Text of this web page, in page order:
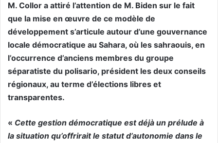
M. Collor a attiré l’attention de M. Biden sur le fait
que la mise en œuvre de ce modèle de
développement s’articule autour d’une gouvernance
locale démocratique au Sahara, où les sahraouis, en
l’occurrence d’anciens membres du groupe
séparatiste du polisario, président les deux conseils
régionaux, au terme d’élections libres et
transparentes.
« Cette gestion démocratique est déjà un prélude à
la situation qu’offrirait le statut d’autonomie dans le